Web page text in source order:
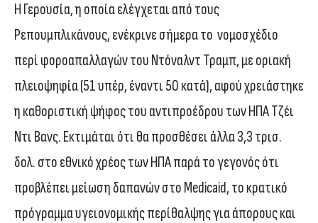
Η Γερουσία, η οποία ελέγχεται από τους
Ρεπουμπλικάνους, ενέκρινε σήμερα το νομοσχέδιο
περί φοροαπαλλαγών του Ντόναλντ Τραμπ, με οριακή
πλειοψηφία (51 υπέρ, έναντι 50 κατά), αφού χρειάστηκε
η καθοριστική ψήφος του αντιπροέδρου των ΗΠΑ Τζέι
Ντι Βανς. Εκτιμάται ότι θα προσθέσει άλλα 3,3 τρισ.
δολ. στο εθνικό χρέος των ΗΠΑ παρά το γεγονός ότι
προβλέπει μείωση δαπανών στo Medicaid, το κρατικό
πρόγραμμα υγειονομικής περίθαλψης για άπορους και